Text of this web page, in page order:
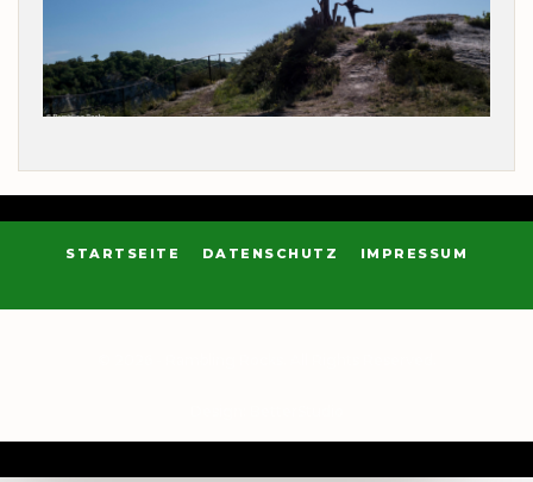
STARTSEITE DATENSCHUTZ IMPRESSUM